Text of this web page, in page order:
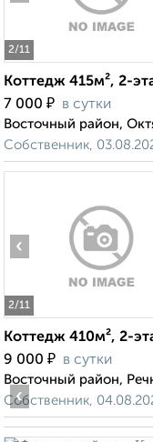
2/11
Коттедж 415м², 2-
7 000 ₽ в сутки
Восточный район,
Собственник,
2/11
‹
Коттедж 410м², 2-
9 000 ₽ в сутки
Восточный район,
Собственник,
‹